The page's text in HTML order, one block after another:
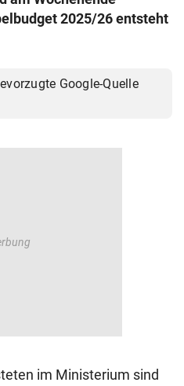
2025/26 entsteht
Google-Quelle
im Ministerium sind